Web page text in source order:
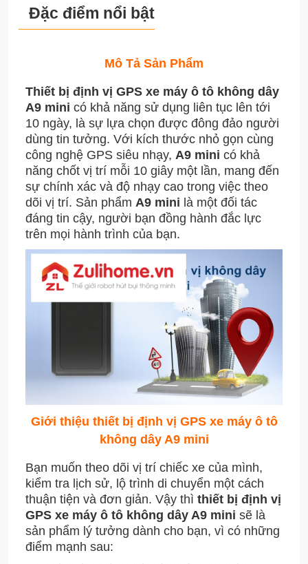
Đặc điểm nổi bật
Mô Tả Sản Phẩm
Thiết bị định vị GPS xe máy ô tô không dây
A9 mini có khả năng sử dụng liên tục lên tới
10 ngày, là sự lựa chọn được đông đảo người
dùng tin tưởng. Với kích thước nhỏ gọn cùng
công nghệ GPS siêu nhạy, A9 mini có khả
năng chốt vị trí mỗi 10 giây một lần, mang đến
sự chính xác và độ nhạy cao trong việc theo
dõi vị trí. Sản phẩm A9 mini là một đối tác
đáng tin cậy, người bạn đồng hành đắc lực
trên mọi hành trình của bạn.
Giới thiệu thiết bị định vị GPS xe máy ô tô
không dây A9 mini
Bạn muốn theo dõi vị trí chiếc xe của mình,
kiểm tra lịch sử, lộ trình di chuyển một cách
thuận tiện và đơn giản. Vậy thì thiết bị định vị
GPS xe máy ô tô không dây A9 mini sẽ là
sản phẩm lý tưởng dành cho bạn, vì có những
điểm mạnh sau: